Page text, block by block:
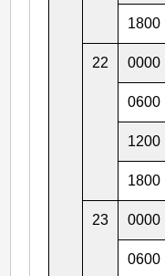
1800
22 0000
0600
1200
1800
23 0000
0600